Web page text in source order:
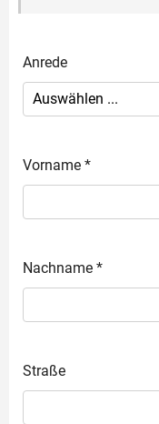
Anrede
Vorname *
Nachname *
Straße